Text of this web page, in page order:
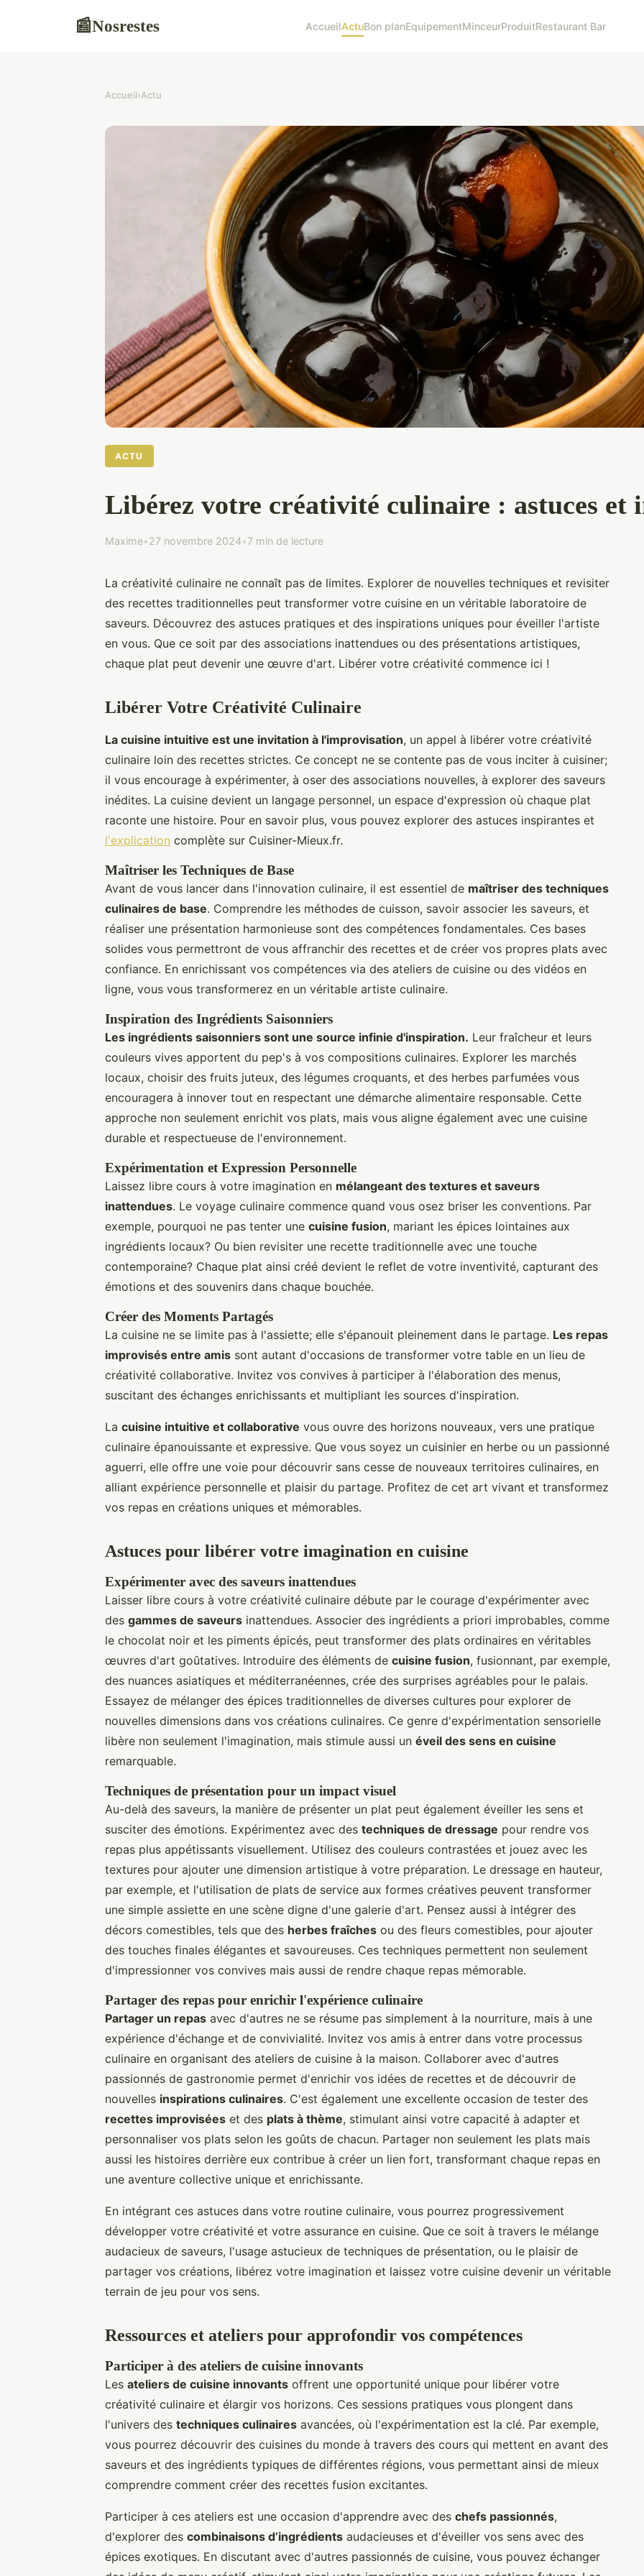
📰Nosrestes AccueilActuBon planEquipementMinceurProduitRestaurant Bar
Accueil›Actu
ACTU
Libérez votre créativité culinaire : astuces et
Maxime•27 novembre 2024•7 min de lecture
La créativité culinaire ne connaît pas de limites. Explorer de nouvelles techniques et revisiter
des recettes traditionnelles peut transformer votre cuisine en un véritable laboratoire de
saveurs. Découvrez des astuces pratiques et des inspirations uniques pour éveiller l'artiste
en vous. Que ce soit par des associations inattendues ou des présentations artistiques,
chaque plat peut devenir une œuvre d'art. Libérer votre créativité commence ici !
Libérer Votre Créativité Culinaire
La cuisine intuitive est une invitation à l'improvisation, un appel à libérer votre créativité
culinaire loin des recettes strictes. Ce concept ne se contente pas de vous inciter à cuisiner;
il vous encourage à expérimenter, à oser des associations nouvelles, à explorer des saveurs
inédites. La cuisine devient un langage personnel, un espace d'expression où chaque plat
raconte une histoire. Pour en savoir plus, vous pouvez explorer des astuces inspirantes et
l'explication complète sur Cuisiner-Mieux.fr.
Maîtriser les Techniques de Base
Avant de vous lancer dans l'innovation culinaire, il est essentiel de maîtriser des techniques
culinaires de base. Comprendre les méthodes de cuisson, savoir associer les saveurs, et
réaliser une présentation harmonieuse sont des compétences fondamentales. Ces bases
solides vous permettront de vous affranchir des recettes et de créer vos propres plats avec
confiance. En enrichissant vos compétences via des ateliers de cuisine ou des vidéos en
ligne, vous vous transformerez en un véritable artiste culinaire.
Inspiration des Ingrédients Saisonniers
Les ingrédients saisonniers sont une source infinie d'inspiration. Leur fraîcheur et leurs
couleurs vives apportent du pep's à vos compositions culinaires. Explorer les marchés
locaux, choisir des fruits juteux, des légumes croquants, et des herbes parfumées vous
encouragera à innover tout en respectant une démarche alimentaire responsable. Cette
approche non seulement enrichit vos plats, mais vous aligne également avec une cuisine
durable et respectueuse de l'environnement.
Expérimentation et Expression Personnelle
Laissez libre cours à votre imagination en mélangeant des textures et saveurs
inattendues. Le voyage culinaire commence quand vous osez briser les conventions. Par
exemple, pourquoi ne pas tenter une cuisine fusion, mariant les épices lointaines aux
ingrédients locaux? Ou bien revisiter une recette traditionnelle avec une touche
contemporaine? Chaque plat ainsi créé devient le reflet de votre inventivité, capturant des
émotions et des souvenirs dans chaque bouchée.
Créer des Moments Partagés
La cuisine ne se limite pas à l'assiette; elle s'épanouit pleinement dans le partage. Les repas
improvisés entre amis sont autant d'occasions de transformer votre table en un lieu de
créativité collaborative. Invitez vos convives à participer à l'élaboration des menus,
suscitant des échanges enrichissants et multipliant les sources d'inspiration.
La cuisine intuitive et collaborative vous ouvre des horizons nouveaux, vers une pratique
culinaire épanouissante et expressive. Que vous soyez un cuisinier en herbe ou un passionné
aguerri, elle offre une voie pour découvrir sans cesse de nouveaux territoires culinaires, en
alliant expérience personnelle et plaisir du partage. Profitez de cet art vivant et transformez
vos repas en créations uniques et mémorables.
Astuces pour libérer votre imagination en cuisine
Expérimenter avec des saveurs inattendues
Laisser libre cours à votre créativité culinaire débute par le courage d'expérimenter avec
des gammes de saveurs inattendues. Associer des ingrédients a priori improbables, comme
le chocolat noir et les piments épicés, peut transformer des plats ordinaires en véritables
œuvres d'art goûtatives. Introduire des éléments de cuisine fusion, fusionnant, par exemple,
des nuances asiatiques et méditerranéennes, crée des surprises agréables pour le palais.
Essayez de mélanger des épices traditionnelles de diverses cultures pour explorer de
nouvelles dimensions dans vos créations culinaires. Ce genre d'expérimentation sensorielle
libère non seulement l'imagination, mais stimule aussi un éveil des sens en cuisine
remarquable.
Techniques de présentation pour un impact visuel
Au-delà des saveurs, la manière de présenter un plat peut également éveiller les sens et
susciter des émotions. Expérimentez avec des techniques de dressage pour rendre vos
repas plus appétissants visuellement. Utilisez des couleurs contrastées et jouez avec les
textures pour ajouter une dimension artistique à votre préparation. Le dressage en hauteur,
par exemple, et l'utilisation de plats de service aux formes créatives peuvent transformer
une simple assiette en une scène digne d'une galerie d'art. Pensez aussi à intégrer des
décors comestibles, tels que des herbes fraîches ou des fleurs comestibles, pour ajouter
des touches finales élégantes et savoureuses. Ces techniques permettent non seulement
d'impressionner vos convives mais aussi de rendre chaque repas mémorable.
Partager des repas pour enrichir l'expérience culinaire
Partager un repas avec d'autres ne se résume pas simplement à la nourriture, mais à une
expérience d'échange et de convivialité. Invitez vos amis à entrer dans votre processus
culinaire en organisant des ateliers de cuisine à la maison. Collaborer avec d'autres
passionnés de gastronomie permet d'enrichir vos idées de recettes et de découvrir de
nouvelles inspirations culinaires. C'est également une excellente occasion de tester des
recettes improvisées et des plats à thème, stimulant ainsi votre capacité à adapter et
personnaliser vos plats selon les goûts de chacun. Partager non seulement les plats mais
aussi les histoires derrière eux contribue à créer un lien fort, transformant chaque repas en
une aventure collective unique et enrichissante.
En intégrant ces astuces dans votre routine culinaire, vous pourrez progressivement
développer votre créativité et votre assurance en cuisine. Que ce soit à travers le mélange
audacieux de saveurs, l'usage astucieux de techniques de présentation, ou le plaisir de
partager vos créations, libérez votre imagination et laissez votre cuisine devenir un véritable
terrain de jeu pour vos sens.
Ressources et ateliers pour approfondir vos compétences
Participer à des ateliers de cuisine innovants
Les ateliers de cuisine innovants offrent une opportunité unique pour libérer votre
créativité culinaire et élargir vos horizons. Ces sessions pratiques vous plongent dans
l'univers des techniques culinaires avancées, où l'expérimentation est la clé. Par exemple,
vous pourrez découvrir des cuisines du monde à travers des cours qui mettent en avant des
saveurs et des ingrédients typiques de différentes régions, vous permettant ainsi de mieux
comprendre comment créer des recettes fusion excitantes.
Participer à ces ateliers est une occasion d'apprendre avec des chefs passionnés,
d'explorer des combinaisons d’ingrédients audacieuses et d'éveiller vos sens avec des
épices exotiques. En discutant avec d'autres passionnés de cuisine, vous pouvez échanger